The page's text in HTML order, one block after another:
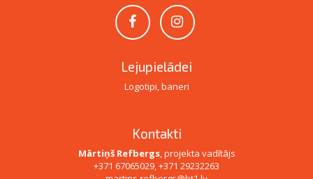
Lejupielādei
Logotipi, baneri
Kontakti
Mārtiņš Refbergs, projekta vadītājs
+371 67065029, +371 29232263